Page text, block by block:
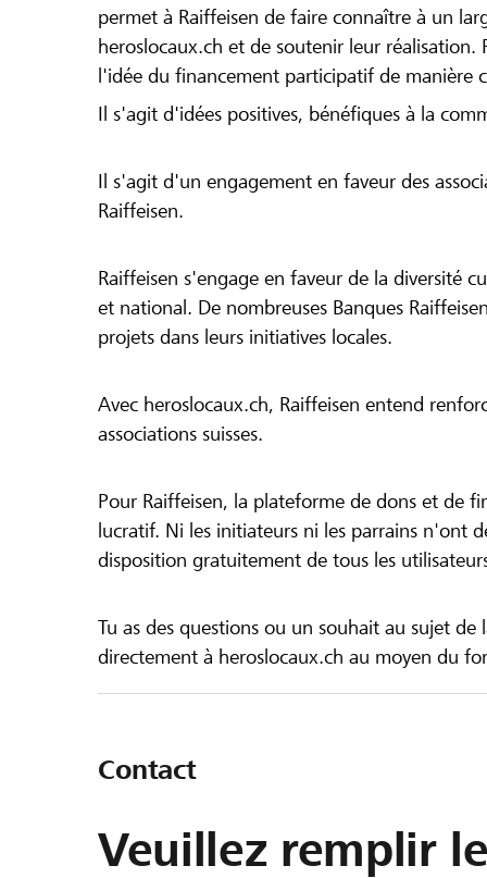
permet à Raiffeisen de faire connaître à un
heroslocaux.ch et de soutenir leur
l'idée du financement participatif de manière
Il s'agit d'idées positives, bénéfiques à la
Il s'agit d'un engagement en faveur des
Raiffeisen.
Raiffeisen s'engage en faveur de la diversité
et national. De nombreuses Banques
projets dans leurs initiatives locales.
Avec heroslocaux.ch, Raiffeisen entend
associations suisses.
Pour Raiffeisen, la plateforme de dons et de
lucratif. Ni les initiateurs ni les parrains n'ont
disposition gratuitement de tous les
Tu as des questions ou un souhait au sujet
directement à heroslocaux.ch au moyen du
Contact
Veuillez remplir